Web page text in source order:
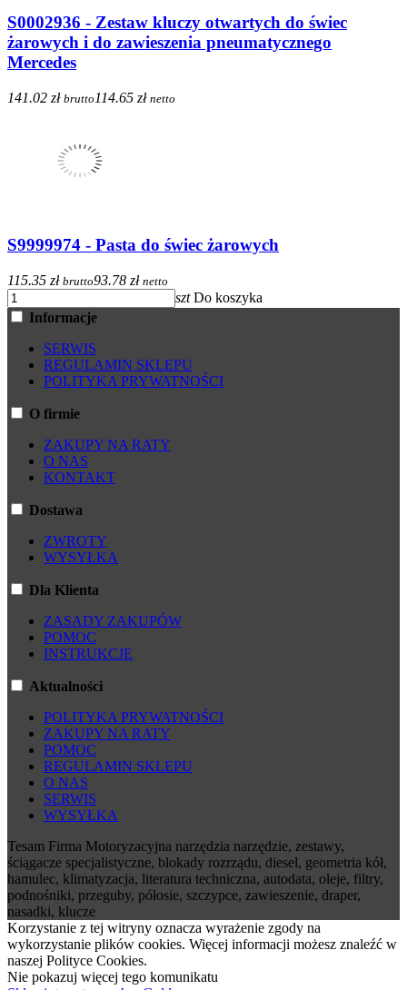
S0002936 - Zestaw kluczy otwartych do świec
żarowych i do zawieszenia pneumatycznego
Mercedes
141.02 zł brutto 114.65 zł netto
S9999974 - Pasta do świec żarowych
115.35 zł brutto93.78 zł netto
szt Do koszyka
Informacje
SERWIS
REGULAMIN SKLEPU
POLITYKA PRYWATNOŚCI
O firmie
ZAKUPY NA RATY
O NAS
KONTAKT
Dostawa
ZWROTY
WYSYŁKA
Dla Klienta
ZASADY ZAKUPÓW
POMOC
INSTRUKCJE
Aktualności
POLITYKA PRYWATNOŚCI
ZAKUPY NA RATY
POMOC
REGULAMIN SKLEPU
O NAS
SERWIS
WYSYŁKA
Tesam Firma Motoryzacyjna narzędzia narzędzie, zestawy,
ściągacze specjalistyczne, blokady rozrządu, diesel, geometria kół,
hamulec, klimatyzacja, literatura techniczna, autodata, oleje, filtry,
podnośniki, przeguby, półosie, szczypce, zawieszenie, draper,
nasadki, klucze
Korzystanie z tej witryny oznacza wyrażenie zgody na
wykorzystanie plików cookies. Więcej informacji możesz znaleźć w
naszej Polityce Cookies.
Nie pokazuj więcej tego komunikatu